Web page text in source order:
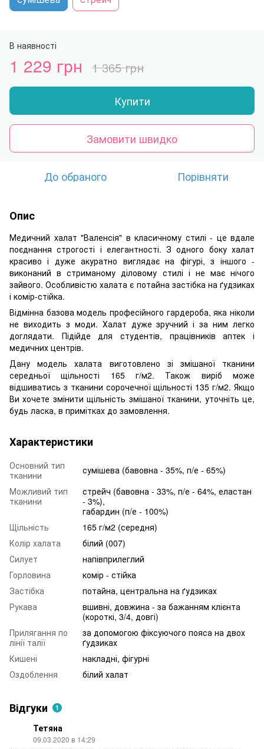
В наявності
1 229 грн 1 365 грн
Купити
Замовити швидко
До обраного Порівняти
Опис
Медичний халат "Валенсія" в класичному стилі - це вдале
поєднання строгості і елегантності. З одного боку халат
красиво і дуже акуратно виглядає на фігурі, з іншого -
виконаний в стриманому діловому стилі і не має нічого
зайвого. Особливістю халата є потайна застібка на ґудзиках
і комір-стійка.
Відмінна базова модель професійного гардероба, яка ніколи
не виходить з моди. Халат дуже зручний і за ним легко
доглядати. Підійде для студентів, працівників аптек і
медичних центрів.
Дану модель халата виготовлено зі змішаної тканини
середньої щільності 165 г/м2. Також виріб може
відшиватись з тканини сорочечної щільності 135 г/м2. Якщо
Ви хочете змінити щільність змішаної тканини, уточніть це,
будь ласка, в примітках до замовлення.
Характеристики
Основний тип
тканини
сумішева (бавовна - 35%, п/е - 65%)
Можливий тип
тканини
стрейч (бавовна - 33%, п/е - 64%, еластан
- 3%),
габардин (п/е - 100%)
Щільність
165 г/м2 (середня)
Колір халата
білий (007)
Силует
напівприлеглий
Горловина
комір - стійка
Застібка
потайна, центральна на ґудзиках
Рукава
вшивні, довжина - за бажанням клієнта
(короткі, 3/4, довгі)
Прилягання по
лінії талії
за допомогою фіксуючого пояса на двох
ґудзиках
Кишені
накладні, фігурні
Оздоблення
білий халат
Відгуки 1
Тетяна
09.03.2020 в 14:29